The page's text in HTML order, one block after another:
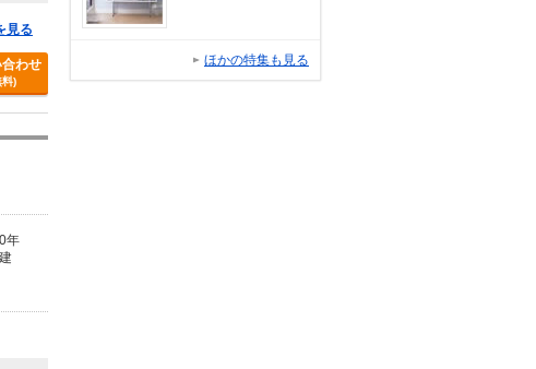
見る
わせ
料)
年
ほかの特集も見る